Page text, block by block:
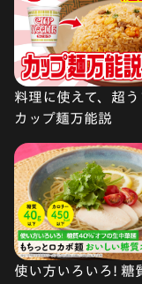
料理に使えて、超う
カップ麺万能説
使い方いろいろ! 糖